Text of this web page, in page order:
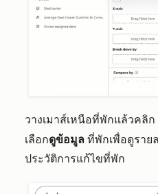
วางเมาส์เหนือที่พักแล้วคลิก
เลือกดูข้อมูล ที่พักเพื่อดูราย
ประวัติการแก้ไขที่พัก